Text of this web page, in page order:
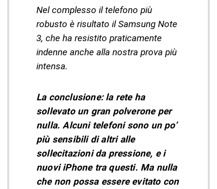
Nel complesso il telefono più
robusto è risultato il Samsung Note
3, che ha resistito praticamente
indenne anche alla nostra prova più
intensa.
La conclusione: la rete ha
sollevato un gran polverone per
nulla. Alcuni telefoni sono un po’
più sensibili di altri alle
sollecitazioni da pressione, e i
nuovi iPhone tra questi. Ma nulla
che non possa essere evitato con